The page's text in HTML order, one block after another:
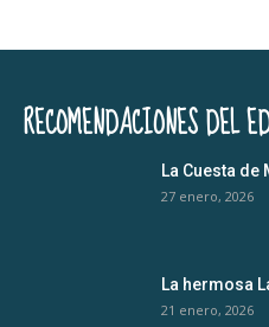
RECOMENDACIONES DEL
La Cuesta de
27 enero, 2026
La hermosa
21 enero, 2026